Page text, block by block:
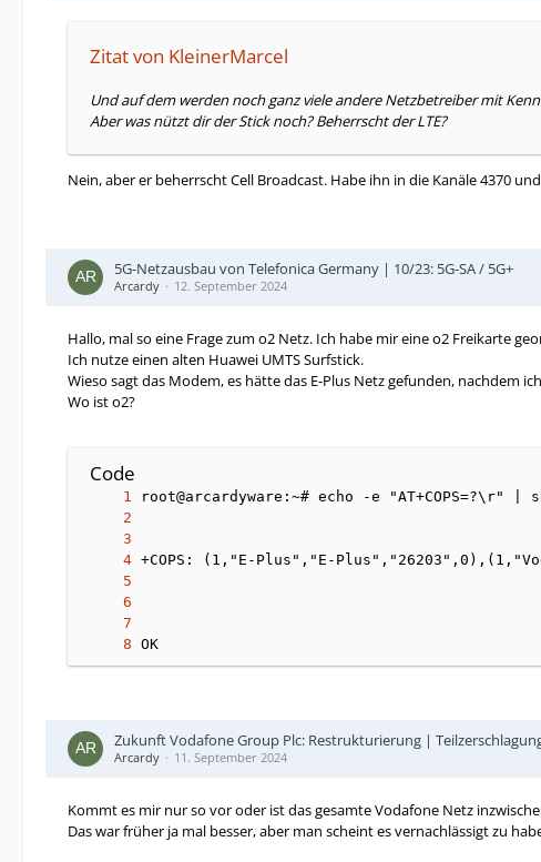
Zitat von KleinerMarcel
Und auf dem werden noch ganz viele andere Netzbetreiber mit
Aber was nützt dir der Stick noch? Beherrscht der LTE?
Nein, aber er beherrscht Cell Broadcast. Habe ihn in die Kanäle 4370
5G-Netzausbau von Telefonica Germany | 10/23: 5G-SA / 5G+
Arcardy 12. September 2024
Hallo, mal so eine Frage zum o2 Netz. Ich habe mir eine o2 Freikarte
Ich nutze einen alten Huawei UMTS Surfstick.
Wieso sagt das Modem, es hätte das E-Plus Netz gefunden, nachdem
Wo ist o2?
Code
OK
Zukunft Vodafone Group Plc: Restrukturierung |
Arcardy 11. September 2024
Kommt es mir nur so vor oder ist das gesamte Vodafone Netz
Das war früher ja mal besser, aber man scheint es vernachlässigt zu